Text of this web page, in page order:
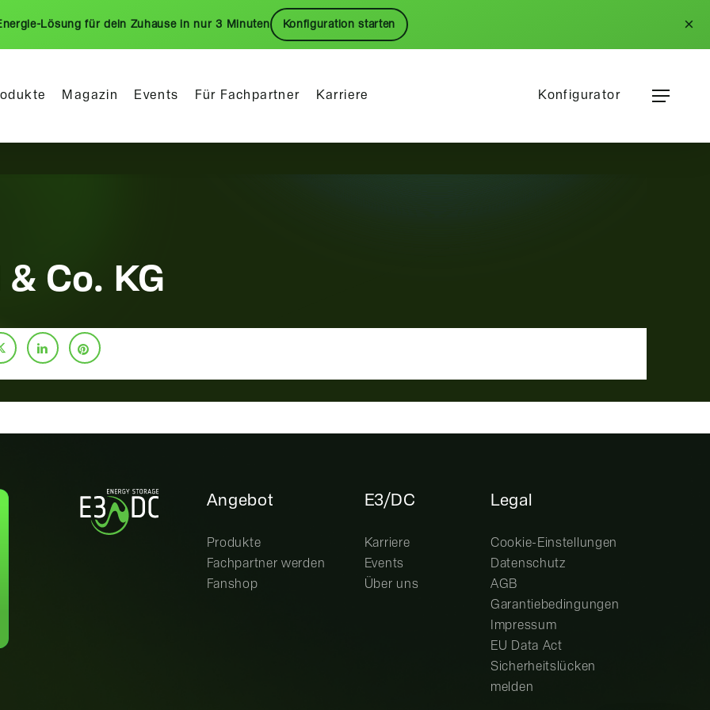
Lösung für dein Zuhause in nur 3 Minuten Konfiguration starten ×
Magazin Events Für Fachpartner Karriere Konfigurator Menu
Co. KG
Angebot
Produkte
Fachpartner werden
Fanshop
E3/DC
Karriere
Events
Über uns
Legal
Cookie-Einstellungen
Datenschutz
AGB
Garantiebedingungen
Impressum
EU Data Act
Sicherheitslücken
melden